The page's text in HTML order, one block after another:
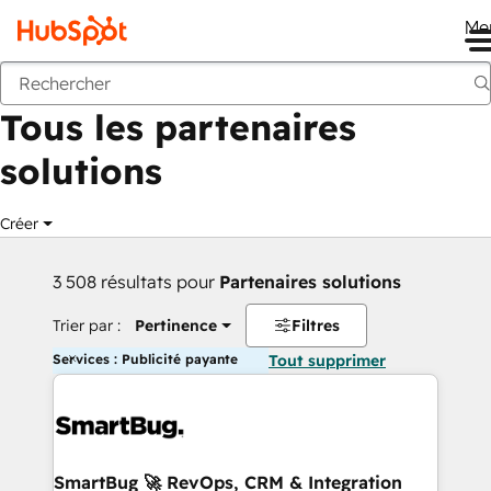
Retour
Tous les partenaires
solutions
Créer
3 508 résultats pour Partenaires solutions
Trier par : Pertinence Filtres
Services : Publicité payante Tout supprimer
SmartBug 🚀 RevOps, CRM & Integration